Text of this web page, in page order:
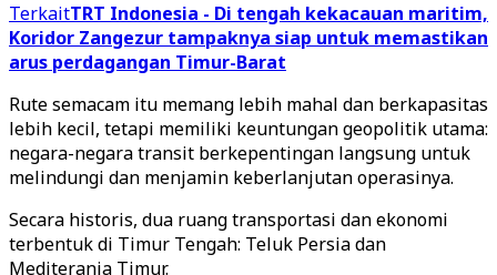
TerkaitTRT Indonesia - Di tengah kekacauan maritim,
Koridor Zangezur tampaknya siap untuk memastikan
arus perdagangan Timur-Barat
Rute semacam itu memang lebih mahal dan berkapasitas
lebih kecil, tetapi memiliki keuntungan geopolitik utama:
negara-negara transit berkepentingan langsung untuk
melindungi dan menjamin keberlanjutan operasinya.
Secara historis, dua ruang transportasi dan ekonomi
terbentuk di Timur Tengah: Teluk Persia dan
Mediterania Timur.